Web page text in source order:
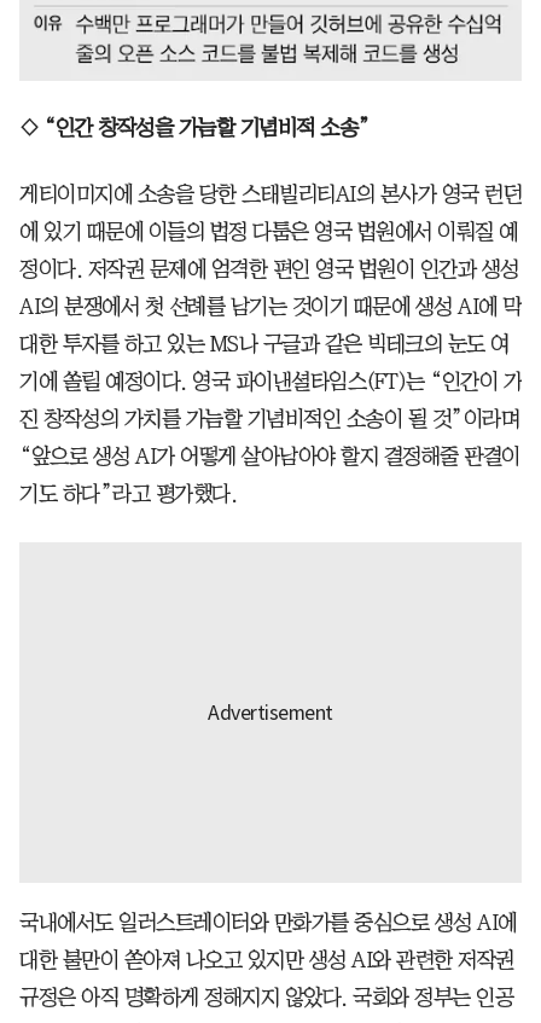
◇ “인간 창작성을 가늠할 기념비적 소송”
게티이미지에 소송을 당한 스태빌리티AI의 본사가 영국 런던
에 있기 때문에 이들의 법정 다툼은 영국 법원에서 이뤄질 예
정이다. 저작권 문제에 엄격한 편인 영국 법원이 인간과 생성
AI의 분쟁에서 첫 선례를 남기는 것이기 때문에 생성 AI에 막
대한 투자를 하고 있는 MS나 구글과 같은 빅테크의 눈도 여
기에 쏠릴 예정이다. 영국 파이낸셜타임스(FT)는 “인간이 가
진 창작성의 가치를 가늠할 기념비적인 소송이 될 것”이라며
“앞으로 생성 AI가 어떻게 살아남아야 할지 결정해줄 판결이
기도 하다”라고 평가했다.
국내에서도 일러스트레이터와 만화가를 중심으로 생성 AI에
대한 불만이 쏟아져 나오고 있지만 생성 AI와 관련한 저작권
규정은 아직 명확하게 정해지지 않았다. 국회와 정부는 인공